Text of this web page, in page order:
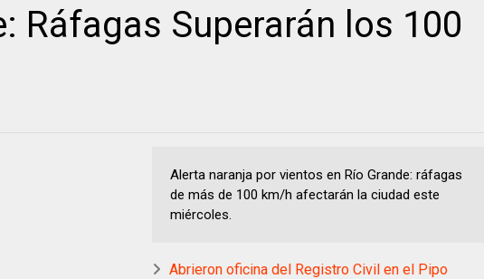
Ráfagas Superarán los 100
Alerta naranja por vientos en Río Grande: ráfagas
de más de 100 km/h afectarán la ciudad este
miércoles.
Abrieron oficina del Registro Civil en el Pipo